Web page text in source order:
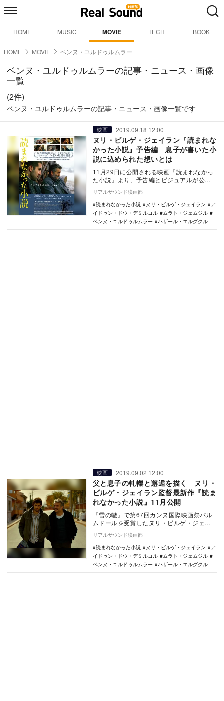
HOME MUSIC MOVIE TECH BOOK
HOME MOVIE ベンヌ・ユルドゥルムラー
ベンヌ・ユルドゥルムラーの記事・ニュース・画像
一覧
(2件)
ベンヌ・ユルドゥルムラーの記事・ニュース・画像一覧です
映画 2019.09.18 12:00
ヌリ・ビルゲ・ジェイラン『読まれな
かった小説』予告編 息子が書いた小
説に込められた想いとは
11月29日に公開される映画『読まれなかっ
た小説』より、予告編とビジュアルが公開
された。 『雪の轍』で第67回カンヌ国際
映画…
リアルサウンド映画部
読まれなかった小説
ヌリ・ビルゲ・ジェイラン
ア
イドゥン・ドウ・デミルコル
ムラト・ジェムジル
ベンヌ・ユルドゥルムラー
ハザール・エルグクル
映画 2019.09.02 12:00
父と息子の軋轢と邂逅を描く ヌリ・
ビルゲ・ジェイラン監督最新作『読ま
れなかった小説』11月公開
『雪の轍』で第67回カンヌ国際映画祭パル
ムドールを受賞したヌリ・ビルゲ・ジェイ
ラン監督最新作『The Wild Pear Tre…
リアルサウンド映画部
読まれなかった小説
ヌリ・ビルゲ・ジェイラン
ア
イドゥン・ドウ・デミルコル
ムラト・ジェムジル
ベンヌ・ユルドゥルムラー
ハザール・エルグクル